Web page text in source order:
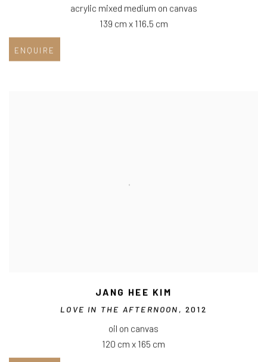
acrylic mixed medium on canvas
139 cm x 116.5 cm
ENQUIRE
JANG HEE KIM
LOVE IN THE AFTERNOON , 2012
oil on canvas
120 cm x 165 cm